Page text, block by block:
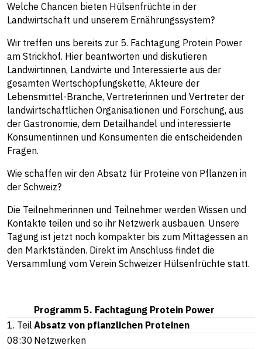
Welche Chancen bieten Hülsenfrüchte in der
Landwirtschaft und unserem Ernährungssystem?
Wir treffen uns bereits zur 5. Fachtagung Protein Power
am Strickhof. Hier beantworten und diskutieren
Landwirtinnen, Landwirte und Interessierte aus der
gesamten Wertschöpfungskette, Akteure der
Lebensmittel-Branche, Vertreterinnen und Vertreter der
landwirtschaftlichen Organisationen und Forschung, aus
der Gastronomie, dem Detailhandel und interessierte
Konsumentinnen und Konsumenten die entscheidenden
Fragen.
Wie schaffen wir den Absatz für Proteine von Pflanzen in
der Schweiz?
Die Teilnehmerinnen und Teilnehmer werden Wissen und
Kontakte teilen und so ihr Netzwerk ausbauen. Unsere
Tagung ist jetzt noch kompakter bis zum Mittagessen an
den Marktständen. Direkt im Anschluss findet die
Versammlung vom Verein Schweizer Hülsenfrüchte statt.
Programm 5. Fachtagung Protein Power
1. TeilAbsatz von pflanzlichen Proteinen
08:30 Netzwerken